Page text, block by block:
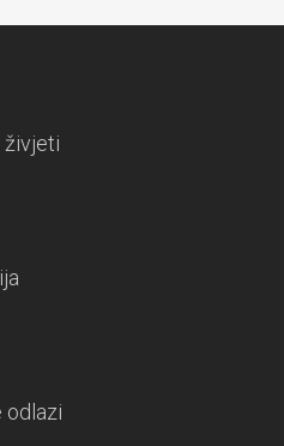
živjeti
odlazi